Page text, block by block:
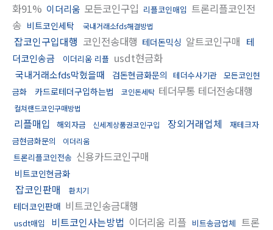
화91% 이더리움 모든코인구입 리플코인매입 트론리플코인전
송 비트코인세탁 국내거래소fds해결방법
잡코인구입대행 코인전송대행 테더돈믹싱 알트코인구매 테
더코인송금
이더리움 리플 usdt현금화
국내거래소fds막혔을때 검돈현금화문의 테더수사기관 모든코인현
금화
카드로테더구입하는법 코인돈세탁 테더무통 테더전송대행
컬쳐랜드코인구매방법
리플매입 해외자금 신세계상품권코인구입 장외거래업체
재테크자
금현금화문의
이더리움
트론리플코인전송 신용카드코인구매
비트코인현금화
잡코인판매 환치기
테더코인판매 비트코인송금대행
usdt매입 비트코인사는방법 이더리움 리플 비트송금업체 트론